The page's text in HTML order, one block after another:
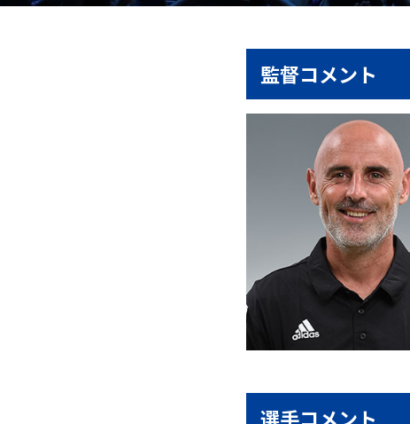
監督コメント
選手コメント